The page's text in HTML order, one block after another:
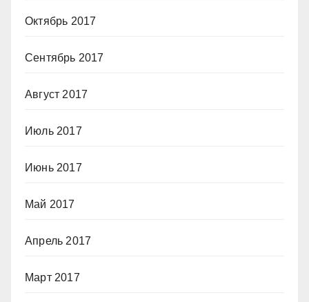
Октябрь 2017
Сентябрь 2017
Август 2017
Июль 2017
Июнь 2017
Май 2017
Апрель 2017
Март 2017